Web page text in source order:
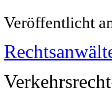
Veröffentlicht